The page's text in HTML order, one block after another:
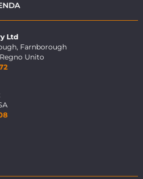
Ltd
Farnborough
Unito